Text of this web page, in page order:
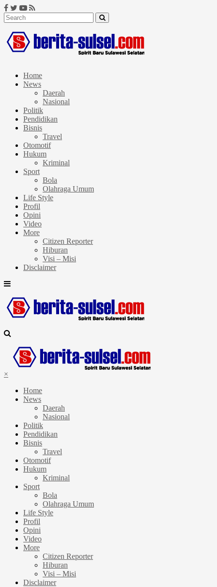
Home
News
Daerah
Nasional
Politik
Pendidikan
Bisnis
Travel
Otomotif
Hukum
Kriminal
Sport
Bola
Olahraga Umum
Life Style
Profil
Opini
Video
More
Citizen Reporter
Hiburan
Visi – Misi
Disclaimer
×
Home
News
Daerah
Nasional
Politik
Pendidikan
Bisnis
Travel
Otomotif
Hukum
Kriminal
Sport
Bola
Olahraga Umum
Life Style
Profil
Opini
Video
More
Citizen Reporter
Hiburan
Visi – Misi
Disclaimer